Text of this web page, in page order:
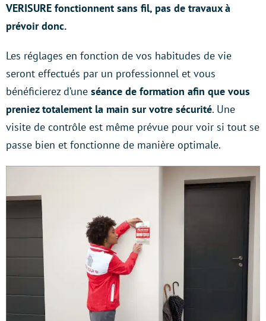
VERISURE fonctionnent sans fil, pas de travaux à
prévoir donc.
Les réglages en fonction de vos habitudes de vie
seront effectués par un professionnel et vous
bénéficierez d’une séance de formation afin que vous
preniez totalement la main sur votre sécurité. Une
visite de contrôle est même prévue pour voir si tout se
passe bien et fonctionne de manière optimale.